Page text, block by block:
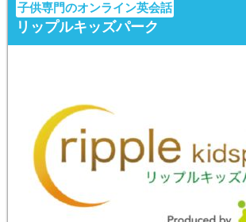
子供専門のオンライン英会話
リップルキッズパーク